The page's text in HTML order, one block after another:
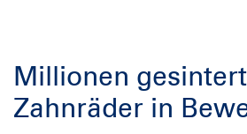
Millionen
Zahnräder in